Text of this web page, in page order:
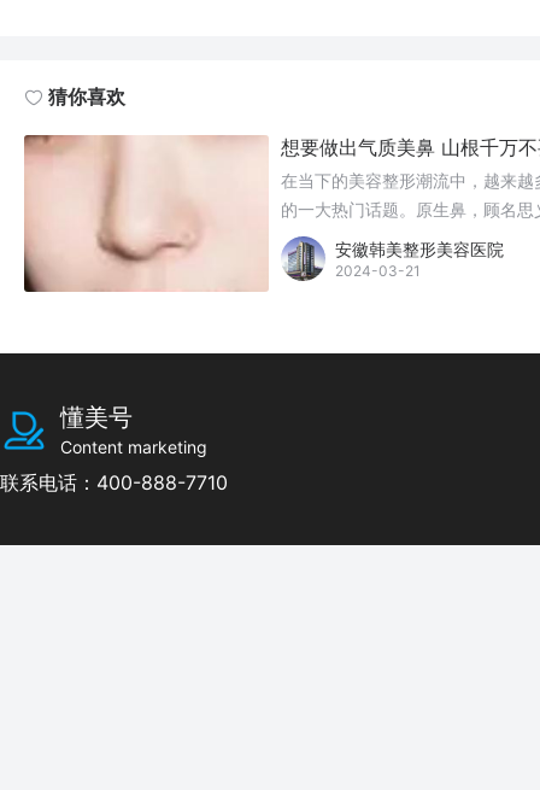
猜你喜欢
想要做出气质美鼻 山根千万
在当下的美容整形潮流中，越来
的一大热门话题。原生鼻，顾名
而，在追求原生鼻的过程中，山
感。
安徽韩美整形美容医院
2024-03-21
懂美号
Content marketing
联系电话：400-888-7710